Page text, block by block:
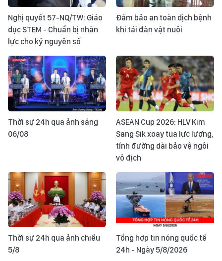
Nghị quyết 57-NQ/TW: Giáo
dục STEM - Chuẩn bị nhân
lực cho kỷ nguyên số
Đảm bảo an toàn dịch bệnh
khi tái đàn vật nuôi
Thời sự 24h qua ảnh sáng
06/08
ASEAN Cup 2026: HLV Kim
Sang Sik xoay tua lực lượng,
tính đường dài bảo vệ ngôi
vô địch
Thời sự 24h qua ảnh chiều
5/8
Tổng hợp tin nóng quốc tế
24h - Ngày 5/8/2026